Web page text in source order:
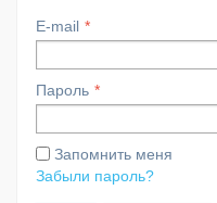
E-mail
Пароль
Запомнить меня
Забыли пароль?